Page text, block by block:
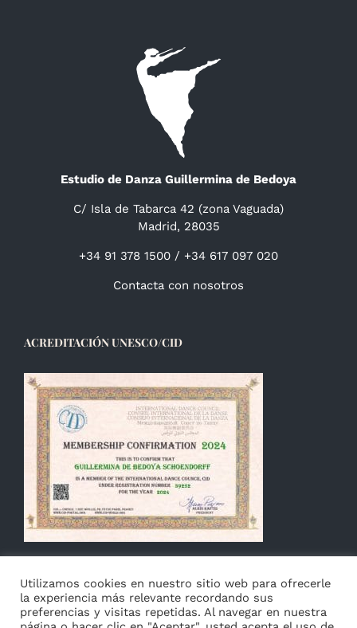
Estudio de Danza Guillermina de Bedoya
C/ Isla de Tabarca 42 (zona Vaguada)
Madrid, 28035
+34 91 378 1500 / +34 617 097 020
Contacta con nosotros
ACREDITACIÓN UNESCO/CID
Utilizamos cookies en nuestro sitio web para ofrecerle
la experiencia más relevante recordando sus
preferencias y visitas repetidas. Al navegar en nuestra